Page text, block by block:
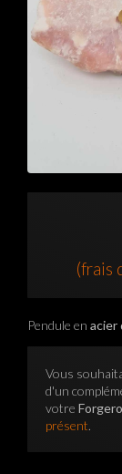
(frais
Pendule en acier
Vous
d'un
votre
présent.